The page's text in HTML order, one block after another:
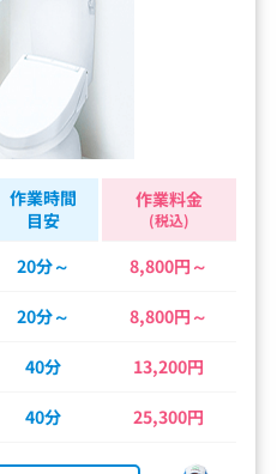
作業時間
目安
作業料金
(税込)
20分～ 8,800円～
20分～ 8,800円～
40分 13,200円
40分 25,300円